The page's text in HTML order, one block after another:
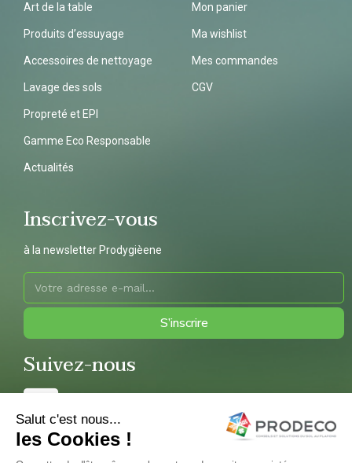
Art de la table
Produits d’essuyage
Accessoires de nettoyage
Lavage des sols
Propreté et EPI
Gamme Eco Responsable
Actualités
Mon panier
Ma wishlist
Mes commandes
CGV
Inscrivez-vous
à la newsletter Prodygièene
S’inscrire
Suivez-nous